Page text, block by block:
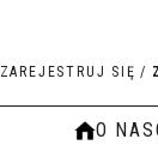
ZAREJESTRUJ SIĘ /
O NAS